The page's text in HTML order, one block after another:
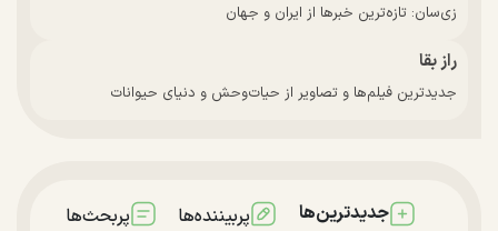
زی‌سان: تازه‌ترین خبرها از ایران و جهان
راز بقا
جدیدترین فیلم‌ها و تصاویر از حیات‌وحش و دنیای حیوانات
جدیدترین‌ها پربیننده‌ها پربحث‌ها